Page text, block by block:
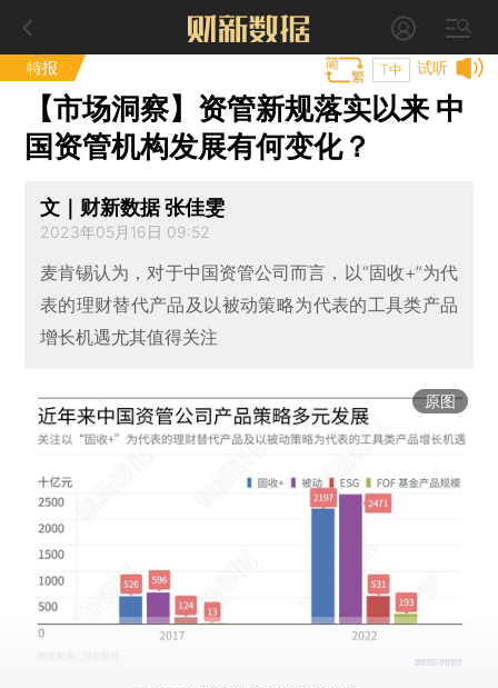
特报 试听
T中
【市场洞察】资管新规落实以来 中
国资管机构发展有何变化？
文｜财新数据 张佳雯
2023年05月16日 09:52
麦肯锡认为，对于中国资管公司而言，以“固收+”为代
表的理财替代产品及以被动策略为代表的工具类产品
增长机遇尤其值得关注
原图